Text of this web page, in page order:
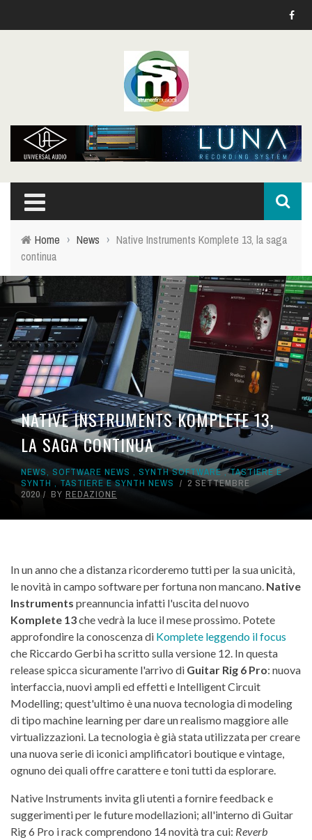
Home › News › Native Instruments Komplete 13, la saga
continua
NATIVE INSTRUMENTS KOMPLETE 13,
LA SAGA CONTINUA
NEWS, SOFTWARE NEWS , SYNTH SOFTWARE ,TASTIERE E
SYNTH , TASTIERE E SYNTH NEWS
2 SETTEMBRE
2020
BY REDAZIONE
In un anno che a distanza ricorderemo tutti per la sua unicità,
le novità in campo software per fortuna non mancano. Native
Instruments preannuncia infatti l'uscita del nuovo
Komplete 13che vedrà la luce il mese prossimo. Potete
approfondire la conoscenza di Komplete leggendo il focus
che Riccardo Gerbi ha scritto sulla versione 12. In questa
release spicca sicuramente l'arrivo di Guitar Rig 6 Pro: nuova
interfaccia, nuovi ampli ed effetti e Intelligent Circuit
Modelling; quest'ultimo è una nuova tecnologia di modeling
di tipo machine learning per dare un realismo maggiore alle
virtualizzazioni. La tecnologia è già stata utilizzata per creare
una nuova serie di iconici amplificatori boutique e vintage,
ognuno dei quali offre carattere e toni tutti da esplorare.
Native Instruments invita gli utenti a fornire feedback e
suggerimenti per le future modellazioni; all'interno di Guitar
Rig 6 Pro i rack comprendono 14 novità tra cui: Reverb